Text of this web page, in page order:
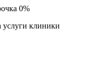
0%
клиники